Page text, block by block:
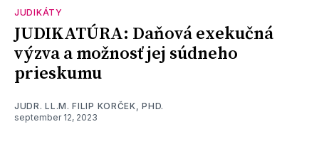
JUDIKÁTY
JUDIKATÚRA: Daňová exekučná
výzva a možnosť jej súdneho
prieskumu
JUDR. LL.M. FILIP KORČEK, PHD.
september 12, 2023